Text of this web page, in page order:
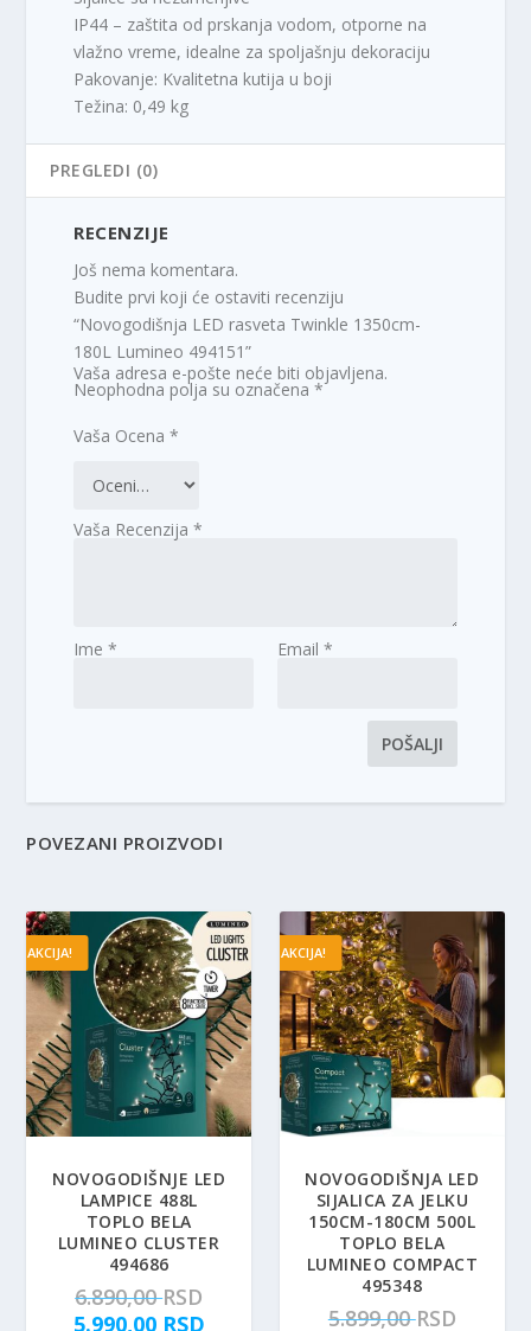
IP44 – zaštita od prskanja vodom, otporne na
vlažno vreme, idealne za spoljašnju dekoraciju
Pakovanje: Kvalitetna kutija u boji
Težina: 0,49 kg
PREGLEDI (0)
RECENZIJE
Još nema komentara.
Budite prvi koji će ostaviti recenziju
“Novogodišnja LED rasveta Twinkle 1350cm-
180L Lumineo 494151”
Vaša adresa e-pošte neće biti objavljena.
Neophodna polja su označena*
Vaša Ocena*
Vaša Recenzija*
Ime* Email *
POVEZANI PROIZVODI
AKCIJA!
NOVOGODIŠNJE LED
LAMPICE 488L
TOPLO BELA
LUMINEO CLUSTER
494686
6.890,00RSD
r
5.990,00 RSDT
AKCIJA!
NOVOGODIŠNJA LED
SIJALICA ZA JELKU
150CM-180CM 500L
TOPLO BELA
LUMINEO COMPACT
495348
5.899,00RSDO